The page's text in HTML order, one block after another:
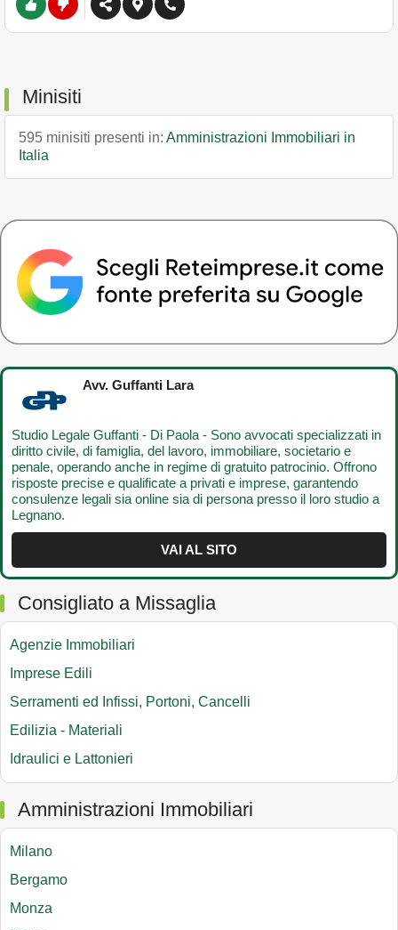
Minisiti
595 minisiti presenti in: Amministrazioni Immobiliari in
Italia
Avv. Guffanti Lara
Studio Legale Guffanti - Di Paola - Sono avvocati specializzati in
diritto civile, di famiglia, del lavoro, immobiliare, societario e
penale, operando anche in regime di gratuito patrocinio. Offrono
risposte precise e qualificate a privati e imprese, garantendo
consulenze legali sia online sia di persona presso il loro studio a
Legnano.
VAI AL SITO
Consigliato a Missaglia
Agenzie Immobiliari
Imprese Edili
Serramenti ed Infissi, Portoni, Cancelli
Edilizia - Materiali
Idraulici e Lattonieri
Amministrazioni Immobiliari
Milano
Bergamo
Monza